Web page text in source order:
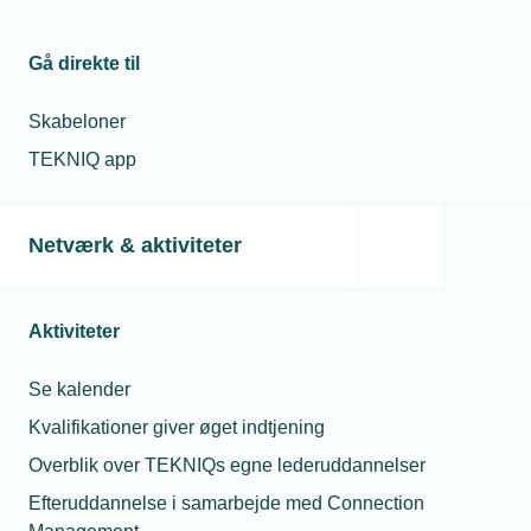
Gå direkte til
Skabeloner
TEKNIQ app
Netværk & aktiviteter
Aktiviteter
Se kalender
Kvalifikationer giver øget indtjening
Overblik over TEKNIQs egne lederuddannelser
Efteruddannelse i samarbejde med Connection
installations-branchen
03. okt. 2018
Relaterede nyheder